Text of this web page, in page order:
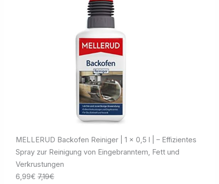
MELLERUD Backofen Reiniger | 1 x 0,5 l | – Effizientes
Spray zur Reinigung von Eingebranntem, Fett und
Verkrustungen
6,99€ 7,19€